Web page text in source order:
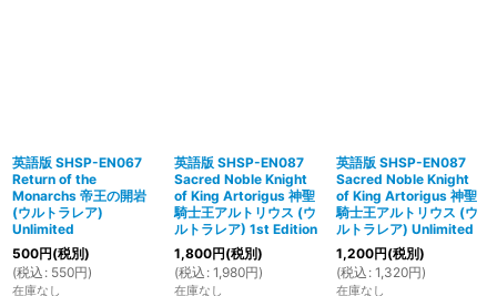
英語版 SHSP-EN067
Return of the
Monarchs 帝王の開岩
(ウルトラレア)
Unlimited
500円(税別)
(税込 : 550円)
在庫なし
英語版 SHSP-EN087
Sacred Noble Knight
of King Artorigus 神聖
騎士王アルトリウス (ウ
ルトラレア) 1st Edition
1,800円(税別)
(税込 : 1,980円)
在庫なし
英語版 SHSP-EN087
Sacred Noble Knight
of King Artorigus 神聖
騎士王アルトリウス (ウ
ルトラレア) Unlimited
1,200円(税別)
(税込 : 1,320円)
在庫なし